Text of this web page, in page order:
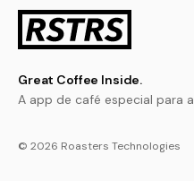
Great Coffee Inside.
A app de café especial para
© 2026 Roasters Technologies